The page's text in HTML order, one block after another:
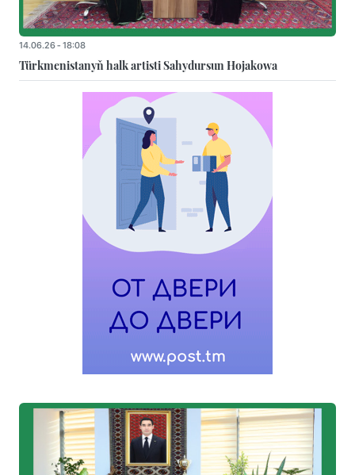
14.06.26 - 18:08
Türkmenistanyň halk artisti Sahydursun Hojakowa